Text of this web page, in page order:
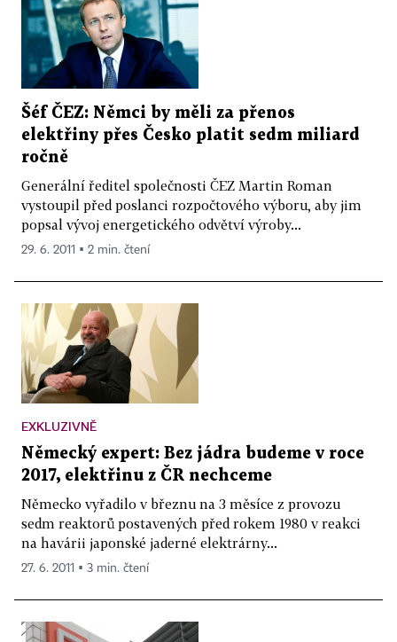
Šéf ČEZ: Němci by měli za přenos
elektřiny přes Česko platit sedm miliard
ročně
Generální ředitel společnosti ČEZ Martin Roman
vystoupil před poslanci rozpočtového výboru, aby jim
popsal vývoj energetického odvětví výroby...
29. 6. 2011 ▪ 2 min. čtení
EXKLUZIVNĚ
Německý expert: Bez jádra budeme v roce
2017, elektřinu z ČR nechceme
Německo vyřadilo v březnu na 3 měsíce z provozu
sedm reaktorů postavených před rokem 1980 v reakci
na havárii japonské jaderné elektrárny...
27. 6. 2011 ▪ 3 min. čtení